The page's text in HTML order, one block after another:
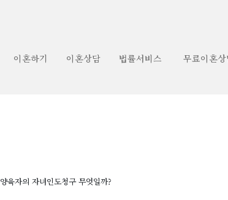
이혼하기 이혼상담 법률서비스 무료이혼
육자의 자녀인도청구 무엇일까?